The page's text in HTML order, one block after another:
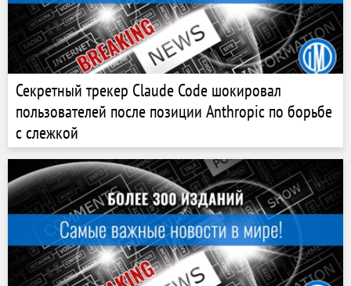
Секретный трекер Claude Code шокировал
пользователей после позиции Anthropic по борьбе
с слежкой